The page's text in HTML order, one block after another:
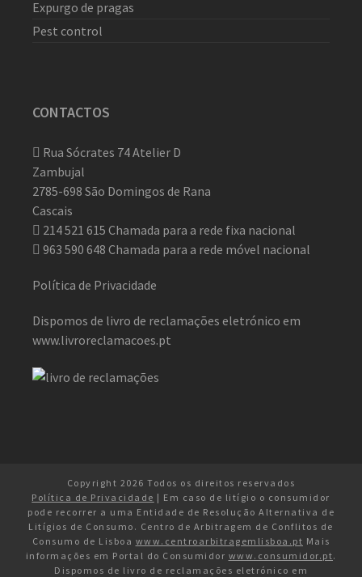
Expurgo de pragas
Pest control
CONTACTOS
Rua Sócrates 74 Atelier D
Zambujal
2785-698 São Domingos de Rana
Cascais
214 521 615 Chamada para a rede fixa nacional
963 590 648 Chamada para a rede móvel nacional
Política de Privacidade
Dispomos de livro de reclamações eletrónico em
www.livroreclamacoes.pt
Copyright 2026 Todos os direitos reservados
Política de Privacidade | Em caso de litígio o consumidor
pode recorrer a uma Entidade de Resolução Alternativa de
Litígios de Consumo. Centro de Arbitragem de Conflitos de
Consumo de Lisboa www.centroarbitragemlisboa.pt Mais
informações em Portal do Consumidor www.consumidor.pt.
Dispomos de livro de reclamações eletrónico em